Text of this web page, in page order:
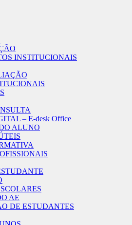
INSTITUCIONAIS
– E-desk Office
ALUNO
AE
DE ESTUDANTES